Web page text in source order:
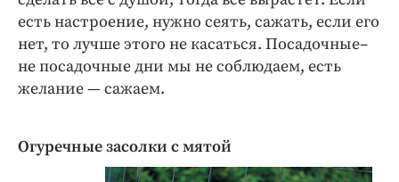
есть настроение, нужно сеять, сажать, если его
нет, то лучше этого не касаться. Посадочные–
не посадочные дни мы не соблюдаем, есть
желание — сажаем.
Огуречные засолки с мятой